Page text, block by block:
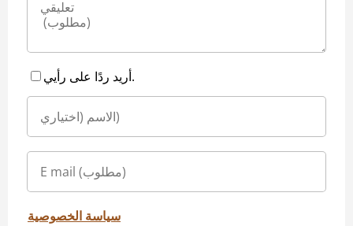
أريد ردًا على رأيي.
سياسة الخصوصية